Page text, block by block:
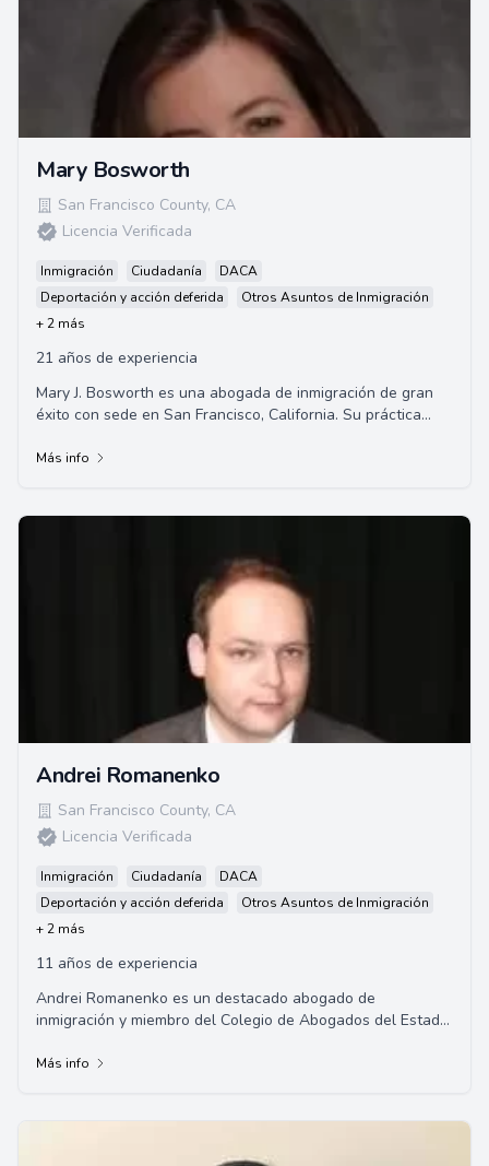
Mary Bosworth
San Francisco County, CA
Licencia Verificada
Inmigración Ciudadanía
DACA
Deportación y acción deferida
Otros Asuntos de Inmigración
+ 2 más
21 años de experiencia
Mary J. Bosworth es una abogada de inmigración de gran
éxito con sede en San Francisco, California. Su práctica
Más info
Andrei Romanenko
San Francisco County, CA
Licencia Verificada
Inmigración Ciudadanía
DACA
Deportación y acción deferida
Otros Asuntos de Inmigración
+ 2 más
11 años de experiencia
Andrei Romanenko es un destacado abogado de
inmigración y miembro del Colegio de Abogados del Estado
Más info